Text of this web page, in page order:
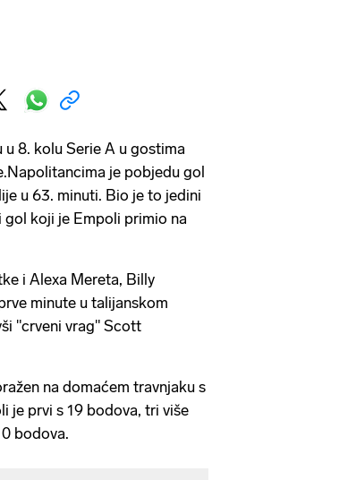
u 8. kolu Serie A u gostima
je pobjedu gol
u 63. minuti. Bio je to jedini
koji je Empoli primio na
i Alexa Mereta, Billy
minute u talijanskom
"crveni vrag" Scott
na domaćem travnjaku s
je prvi s 19 bodova, tri više
bodova.